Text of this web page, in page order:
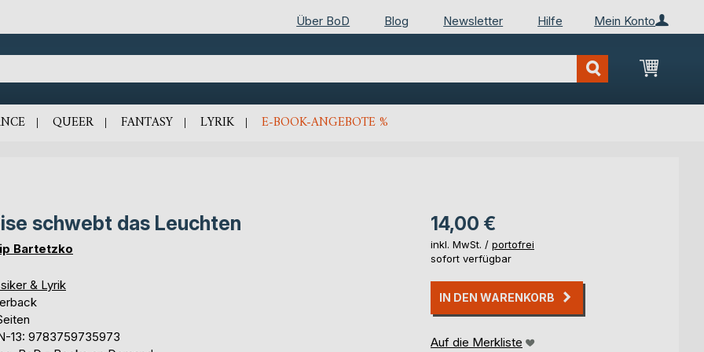
Mein Konto
Über BoD Blog Newsletter Hilfe
Mein
QUEER FANTASY LYRIK E-BOOK-ANGEBOTE %
schwebt das Leuchten
Bartetzko
& Lyrik
13: 9783759735973
14,00 €
inkl. MwSt. / portofrei
sofort verfügbar
IN DEN WARENKORB
Auf die Merkliste